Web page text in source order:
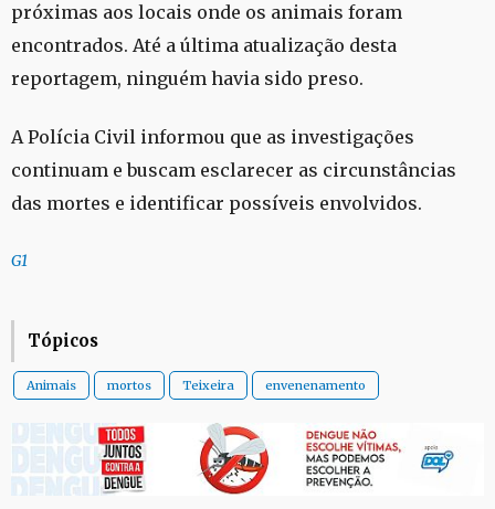
próximas aos locais onde os animais foram
encontrados. Até a última atualização desta
reportagem, ninguém havia sido preso.
A Polícia Civil informou que as investigações
continuam e buscam esclarecer as circunstâncias
das mortes e identificar possíveis envolvidos.
G1
Tópicos
Animais mortos Teixeira envenenamento